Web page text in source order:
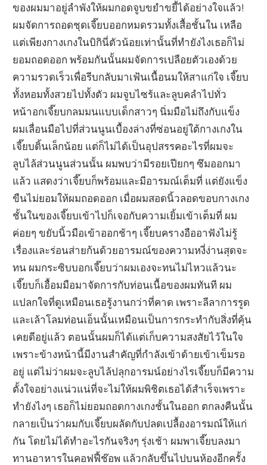
ของผมมาอยู่ลำพังให้ผมกอดจูบขยำขยี้ได้อย่างใจแล้ว!
ผมจัดการถอดชุดเจี๊ยบออกหมดรวมทั้งเสื้อชั้นใน เหลือ
แต่เพียงกางเกงในบิกินี่ตัวน้อยเท่านั้นที่ทำยังไงเธอก็ไม่
ยอมถอดออก พร้อมกันนั้นผมจัดการเปลือยตัวเองด้วย
ความรวดเร็วเพื่อรีบกลับมาเฟ้นเนื้อนมให้สาแก่ใจ เจี๊ยบ
ทั้งหอมทั้งสวยไปทั้งตัว ผมจูบไซร้และลูบคลำไปทั่ว
หน้าอกเจี๊ยบกลมมนแบบเด็กสาวๆ นิ่มมือไม่ถึงกับแข็ง
ผมเลื่อนมือไปที่ส่วนนูนเบื้องล่างที่ซ่อนอยู่ใต้กางเกงใน
เจี๊ยบดิ้นเล็กน้อย แต่ก็ไม่ได้เป็นอุปสรรคอะไรที่ผมจะ
ลูบไล้ส่วนนูนส่วนนั้น ผมพบว่ามีรอยเปียกๆ ซึมออกมา
แล้ว แสดงว่าเจี๊ยบก็พร้อมและมีอารมณ์เต็มที่ แต่ยังแข็ง
ขืนไม่ยอมให้ผมถอดออก เมื่อผมสอดนิ้วลอดขอบกางเกง
ชั้นในของเจี๊ยบเข้าไปก็เจอกับความเยิ้มเข้าเต็มที่ ผม
ค่อยๆ ขยับนิ้วมือเข้าออกช้าๆ เจี๊ยบครางอืออาฟังไม่รู้
เรื่องและร่อนส่ายก้นด้วยอารมณ์ของความหงี่ง่านสุดจะ
ทน ผมกระซิบบอกเจี๊ยบว่าผมเองจะทนไม่ไหวแล้วนะ
เจี๊ยบก็เอื้อมมือมาจัดการกับท่อนเนื้อของผมทันที ผม
แปลกใจที่ดูเหมือนเธอรู้งานกว่าที่คาด เพราะลีลาการรูด
และเล้าโลมท่อนเอ็นนั้นเหมือนเป็นการกระทำกับสิ่งที่คุ้น
เคยดีอยู่แล้ว ตอนนั้นผมก็ได้แต่เก็บความสงสัยไว้ในใจ
เพราะข้างหน้านี้มีงานสำคัญที่กำลังเข้าด้ายเข้าเข็มรอ
อยู่ แต่ไม่ว่าผมจะลูบไล้ปลุกอารมน์อย่างไรเจี๊ยบก็มีความ
ตั้งใจอย่างแน่วแน่ที่จะไม่ให้ผมพิชิตเธอได้สำเร็จเพราะ
ทำยังไงๆ เธอก็ไม่ยอมถอดกางเกงชั้นในออก ตกลงคืนนั้น
กลายเป็นว่าผมกับเจี๊ยบผลัดกับปลดเปลื้องอารมณ์ให้แก่
กัน โดยไม่ได้ทำอะไรกันจริงๆ รุ่งเช้า ผมพาเจี๊ยบลงมา
ทานอาหารในคอฟฟี้ช๊อพ แล้วกลับขึ้นไปบนห้องอีกครั้ง